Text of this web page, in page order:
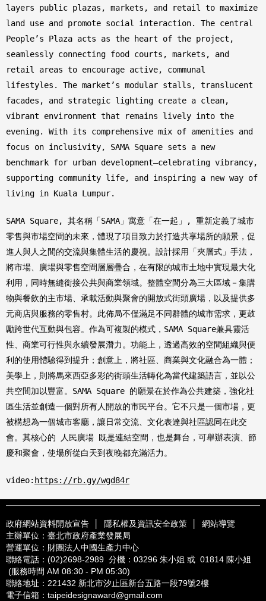
layers public plazas, markets, and retail to maximize
land use and promote social interaction. The central
People’s Plaza acts as the heart of the project,
seamlessly connecting food courts, markets, and
retail areas to encourage active, communal
lifestyles. The market’s modular stalls, translucent
facades, and strategic lighting create a clean,
vibrant environment that remains lively into the
evening. With its comprehensive mix of amenities and
focus on inclusivity, SAMA Square sets a new
benchmark for urban development—celebrating vibrancy,
supporting community life, and inspiring a new way of
living in Kuala Lumpur.
SAMA Square, 其名稱「SAMA」寓意「在一起」, 重新定義了城市
零售與市場空間的未來，體現了項目致力於打造共享場所的願景，促
進人與人之間的交流與集體生活的慶祝。設計採用「夾層式」手法，
將市場、廣場與零售空間層層疊合，在有限的城市土地中實現最大化
利用，同時無縫銜接公共與商業領域。整體空間分為三大區域－集購
物與餐飲的主市場、承載活動與聚會的開放式街頭廣場，以及提供多
元商店與服務的零售村。此佈局不僅滿足不同群體的城市需求，更鼓
勵跨世代互動與包容。作為可複製的模式，SAMA Square兼具靈活
性、商業可行性與永續發展潛力。功能上，透過高效的空間組織與便
利的使用體驗得到提升；創意上，將社區、商業與文化融合為一體；
美學上，則將馬來西亞多彩的街頭生活轉化為當代建築語言，並以公
共空間加以豐富。SAMA Square 的願景在於作為公共建築，強化社
區生活並創造一個對所有人開放的市民平台。它不只是一個市場，更
被構想為一個城市客廳，讓日常交流、文化表達與社區認同在此交
會。其核心的 人民廣場 既是連結空間，也是舞台，可舉辦表演、節
慶和聚會，使場所從白天到夜晚都充滿活力。
video: https://rb.gy/wgd84r
政府網站資料開放宣告 隱私權及資訊安全政策
網站導覽
主辦單位：臺北市政府產業發展局
營運單位：財團法人中國生產力中心
聯絡電話： (02)2698-2989 分機：03296 朱小姐 或 01814 陳小姐
(服務時間 AM 08:30 - PM 05:30)
聯絡地址：221432 新北市汐止區新台五路一段79號2樓
電子信箱： taipeidesignaward@gmail.com